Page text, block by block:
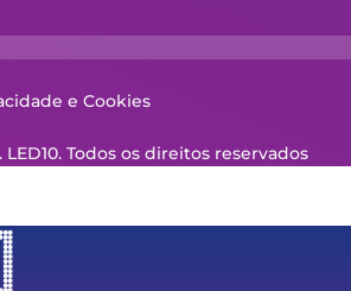
e Cookies
Todos os direitos reservados